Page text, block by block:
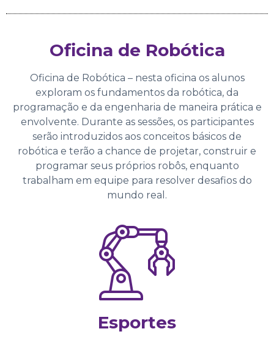
Oficina de Robótica
Oficina de Robótica – nesta oficina os alunos
exploram os fundamentos da robótica, da
programação e da engenharia de maneira prática e
envolvente. Durante as sessões, os participantes
serão introduzidos aos conceitos básicos de
robótica e terão a chance de projetar, construir e
programar seus próprios robôs, enquanto
trabalham em equipe para resolver desafios do
mundo real.
Esportes